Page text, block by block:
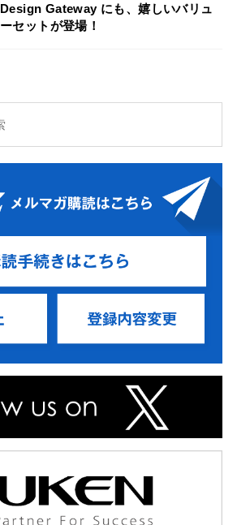
Design Gateway にも、嬉しいバリュ
ーセットが登場！